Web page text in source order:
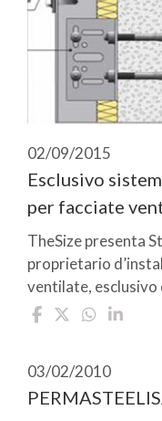
02/09/2015
Esclusivo
per facciate
TheSize presenta
proprietario
ventilate, esclusivo
03/02/2010